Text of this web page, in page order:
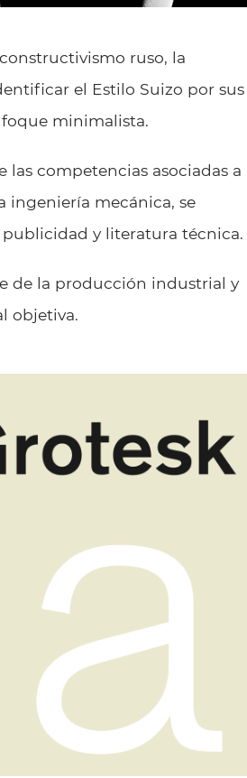
ruso, la
el Estilo Suizo por sus
minimalista.
las competencias asociadas a
ingeniería mecánica, se
y literatura técnica.
de la producción industrial y
objetiva.